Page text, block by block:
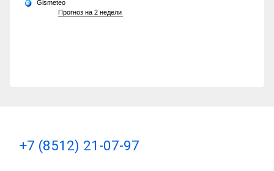
Тел:
+7 (8512) 21-07-97